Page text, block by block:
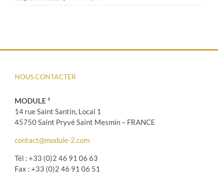
NOUS CONTACTER
MODULE ²
14 rue Saint Santin, Local 1
45750 Saint Pryvé Saint Mesmin – FRANCE
contact@module-2.com
Tél : +33 (0)2 46 91 06 63
Fax : +33 (0)2 46 91 06 51